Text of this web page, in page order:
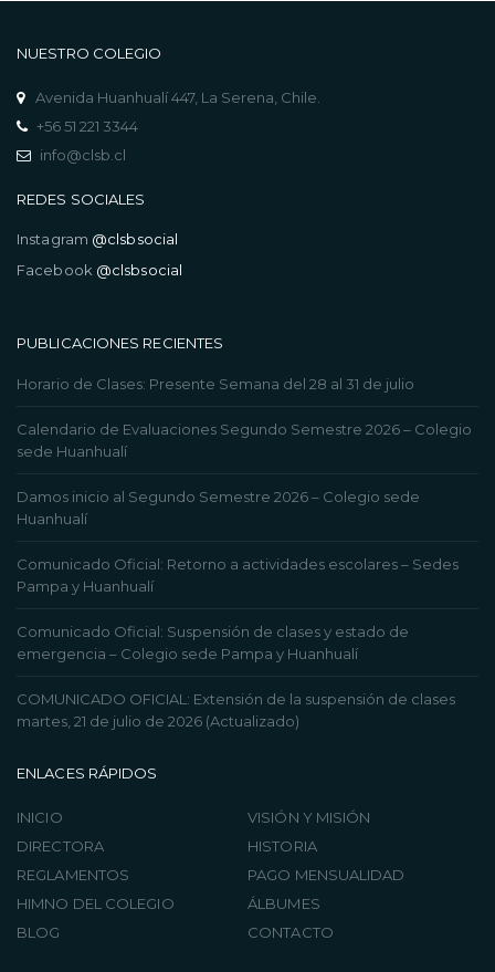
NUESTRO COLEGIO
Avenida Huanhualí 447, La Serena, Chile.
+56 51 221 3344
info@clsb.cl
REDES SOCIALES
Instagram @clsbsocial
Facebook @clsbsocial
PUBLICACIONES RECIENTES
Horario de Clases: Presente Semana del 28 al 31 de julio
Calendario de Evaluaciones Segundo Semestre 2026 – Colegio
sede Huanhualí
Damos inicio al Segundo Semestre 2026 – Colegio sede
Huanhualí
Comunicado Oficial: Retorno a actividades escolares – Sedes
Pampa y Huanhualí
Comunicado Oficial: Suspensión de clases y estado de
emergencia – Colegio sede Pampa y Huanhualí
COMUNICADO OFICIAL: Extensión de la suspensión de clases
martes, 21 de julio de 2026 (Actualizado)
ENLACES RÁPIDOS
INICIO
VISIÓN Y MISIÓN
DIRECTORA
HISTORIA
REGLAMENTOS
PAGO MENSUALIDAD
HIMNO DEL COLEGIO
ÁLBUMES
BLOG
CONTACTO